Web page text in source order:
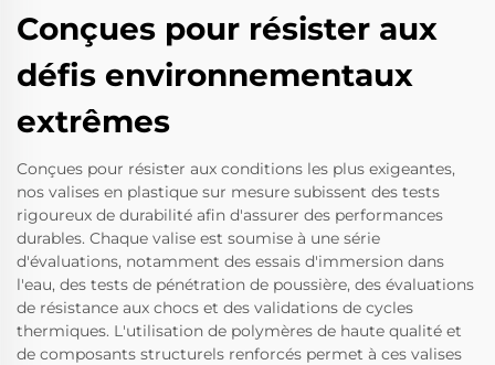
Conçues pour résister aux
défis environnementaux
extrêmes
Conçues pour résister aux conditions les plus exigeantes,
nos valises en plastique sur mesure subissent des tests
rigoureux de durabilité afin d'assurer des performances
durables. Chaque valise est soumise à une série
d'évaluations, notamment des essais d'immersion dans
l'eau, des tests de pénétration de poussière, des évaluations
de résistance aux chocs et des validations de cycles
thermiques. L'utilisation de polymères de haute qualité et
de composants structurels renforcés permet à ces valises